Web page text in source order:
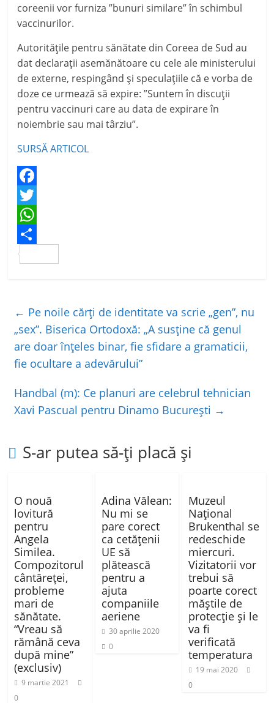
coreenii vor furniza ”bunuri similare” în schimbul
vaccinurilor.
Autoritățile pentru sănătate din Coreea de Sud au
dat declarații asemănătoare cu cele ale ministerului
de externe, respingând și speculațiile că e vorba de
doze ce urmează să expire: ”Suntem în discuții
pentru vaccinuri care au data de expirare în
noiembrie sau mai târziu”.
SURSĂ ARTICOL
F
a
c
e
o
k
T
w
i
e
r
W
h
s
A
p
p
t
a
j
e
a
z
← Pe noile cărți de identitate va scrie „gen”, nu
„sex”. Biserica Ortodoxă: „A susține că genul
are doar înţeles binar, fie sfidare a gramaticii,
fie ocultare a adevărului”
Handbal (m): Ce planuri are celebrul tehnician
Xavi Pascual pentru Dinamo București →
S-ar putea să-ți placă și
O nouă
lovitură
pentru
Angela
Similea.
Compozitorul
cântăreţei,
probleme
mari de
sănătate.
“Vreau să
rămână ceva
după mine”
(exclusiv)
9 martie 2021
0
Adina Vălean:
Nu mi se
pare corect
ca cetățenii
UE să
plătească
pentru a
ajuta
companiile
aeriene
30 aprilie 2020
0
Muzeul
Național
Brukenthal se
redeschide
miercuri.
Vizitatorii vor
trebui să
poarte corect
măștile de
protecție și le
va fi
verificată
temperatura
19 mai 2020
0